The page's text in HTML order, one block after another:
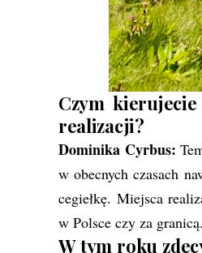
Czym
realizacji?
Dominika Cyrbus:
w obecnych czasach
cegiełkę. Miejsca
w Polsce czy za granicą.
W tym roku